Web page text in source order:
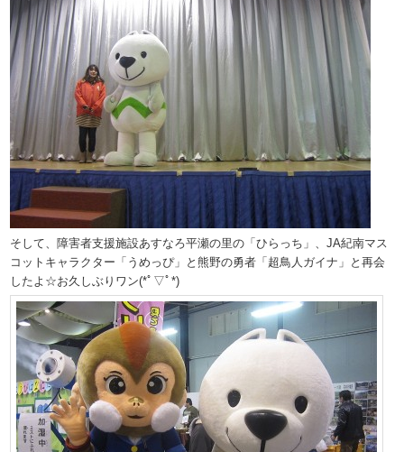
そして、障害者支援施設あすなろ平瀬の里の「ひらっち」、JA紀南マス
コットキャラクター「うめっぴ」と熊野の勇者「超鳥人ガイナ」と再会
したよ☆お久しぶりワン(*ﾟ▽ﾟ*)